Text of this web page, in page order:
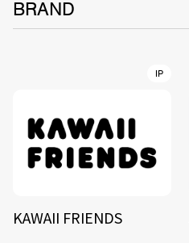
BRAND
IP
KAWAII FRIENDS